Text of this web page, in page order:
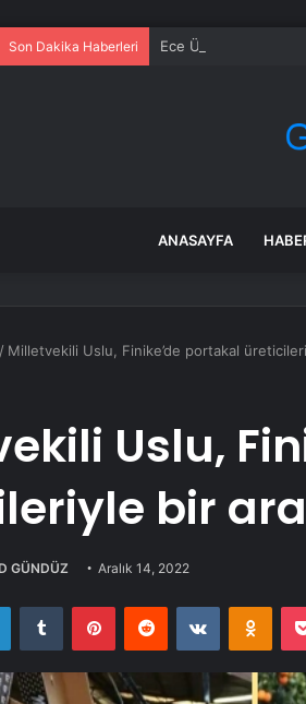
Son Dakika Haberleri Ece Üner, Gökhan
ANASAYFA
/ Milletvekili Uslu, Finike’de portakal
Uslu,
bir
GÜNDÜZ Aralık 14, 2022
LinkedInTumblr PinterestReddit VKontakte